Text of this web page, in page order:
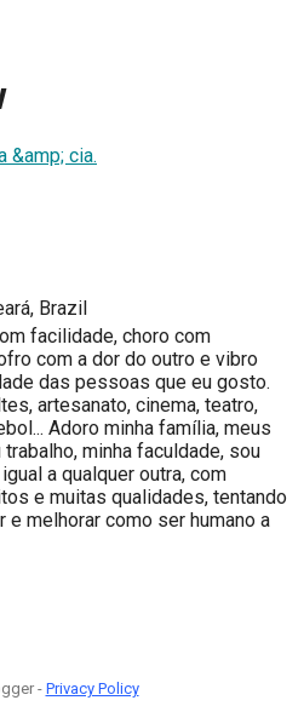
&amp; cia.
Brazil
facilidade, choro com
com a dor do outro e vibro
das pessoas que eu gosto.
artesanato, cinema, teatro,
Adoro minha família, meus
minha faculdade, sou
a qualquer outra, com
e muitas qualidades, tentando
e melhorar como ser humano a
-Privacy Policy